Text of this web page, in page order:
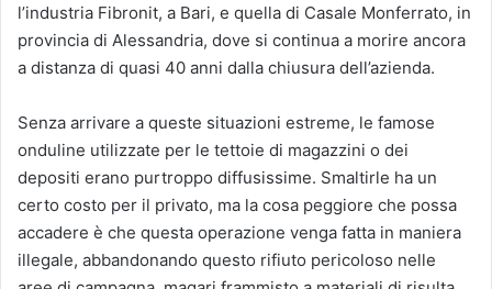
l’industria Fibronit, a Bari, e quella di Casale Monferrato, in
provincia di Alessandria, dove si continua a morire ancora
a distanza di quasi 40 anni dalla chiusura dell’azienda.
Senza arrivare a queste situazioni estreme, le famose
onduline utilizzate per le tettoie di magazzini o dei
depositi erano purtroppo diffusissime. Smaltirle ha un
certo costo per il privato, ma la cosa peggiore che possa
accadere è che questa operazione venga fatta in maniera
illegale, abbandonando questo rifiuto pericoloso nelle